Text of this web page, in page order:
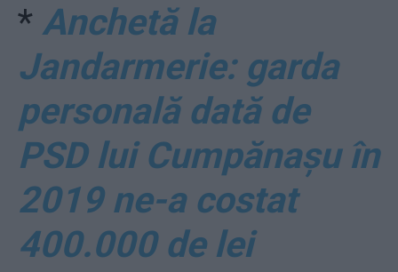
* Anchetă la
Jandarmerie: garda
personală dată de
PSD lui Cumpănașu în
2019 ne-a costat
400.000 de lei